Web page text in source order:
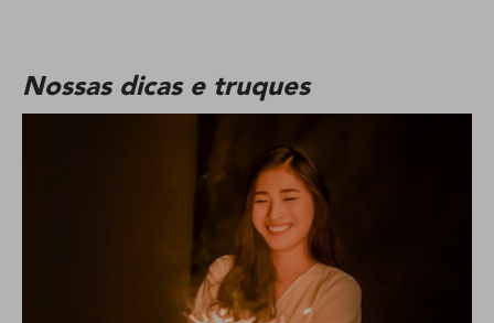
Nossas dicas e truques